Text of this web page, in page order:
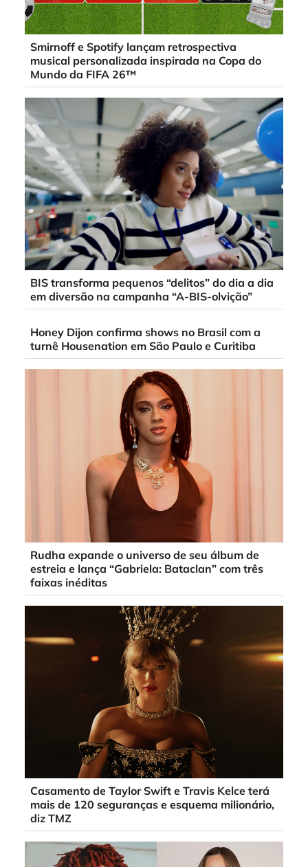
Smirnoff e Spotify lançam retrospectiva
musical personalizada inspirada na Copa do
Mundo da FIFA 26™
BIS transforma pequenos “delitos” do dia a dia
em diversão na campanha “A-BIS-olvição”
Honey Dijon confirma shows no Brasil com a
turnê Housenation em São Paulo e Curitiba
Rudha expande o universo de seu álbum de
estreia e lança “Gabriela: Bataclan” com três
faixas inéditas
Casamento de Taylor Swift e Travis Kelce terá
mais de 120 seguranças e esquema milionário,
diz TMZ